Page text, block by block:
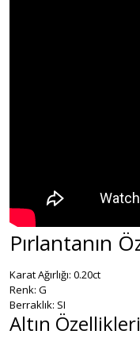
Pırlantanın
Karat Ağırlığı: 0.20ct
Renk: G
Berraklık: SI
Altın Özellikleri